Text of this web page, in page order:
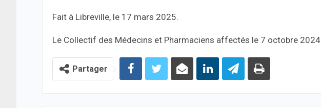
Fait à Libreville, le 17 mars 2025.
Le Collectif des Médecins et Pharmaciens affectés le 7 octobre 2024
Partager